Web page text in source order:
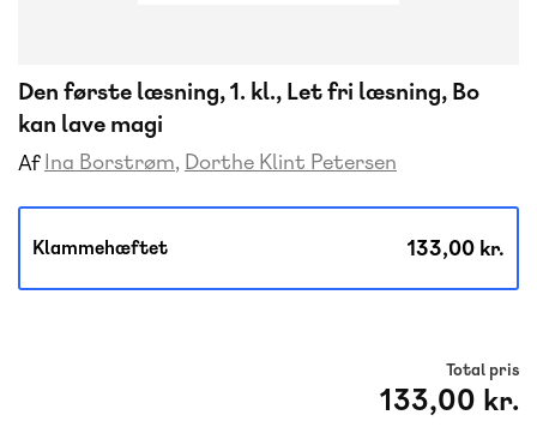
Den første læsning, 1. kl., Let fri læsning, Bo
kan lave magi
Af Ina Borstrøm Dorthe Klint Petersen
Klammehæftet 133,00 kr.
Total pris
133,00 kr.